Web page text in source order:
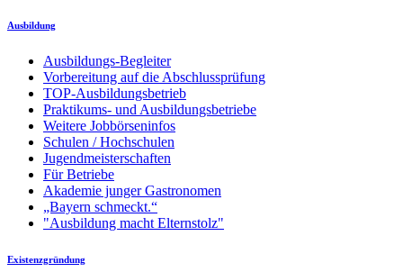
Ausbildung
Ausbildungs-Begleiter
Vorbereitung auf die Abschlussprüfung
TOP-Ausbildungsbetrieb
Praktikums- und Ausbildungsbetriebe
Weitere Jobbörseninfos
Schulen / Hochschulen
Jugendmeisterschaften
Für Betriebe
Akademie junger Gastronomen
„Bayern schmeckt.“
"Ausbildung macht Elternstolz"
Existenzgründung